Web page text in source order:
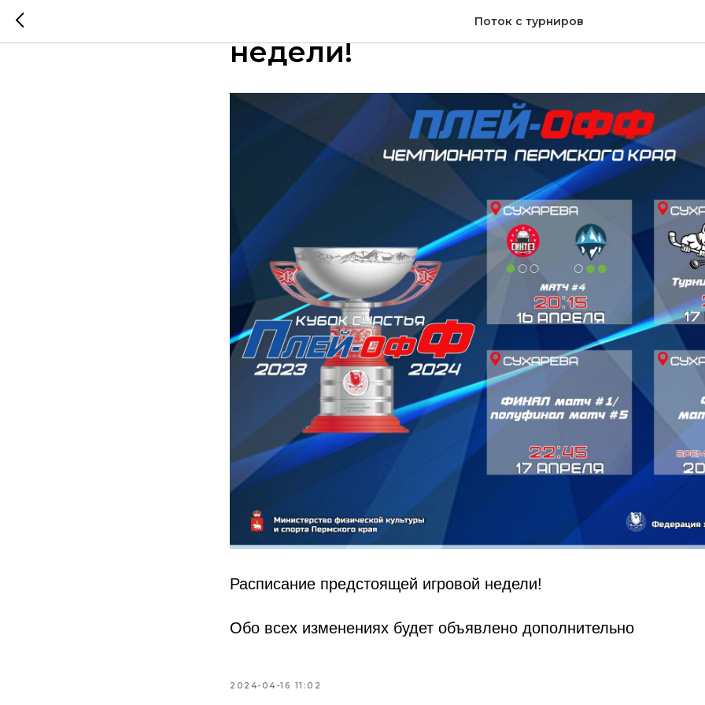
Поток с турниров
Расписание предстоящей
недели!
Расписание предстоящей игровой недели!
Обо всех изменениях будет объявлено дополнительно
2024-04-16 11:02